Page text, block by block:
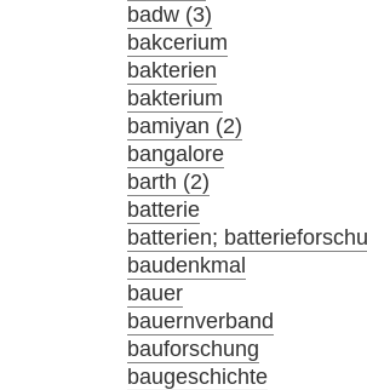
badw (3)
bakcerium
bakterien
bakterium
bamiyan (2)
bangalore
barth (2)
batterie
batterien;
baudenkmal
bauer
bauernverband
bauforschung
baugeschichte